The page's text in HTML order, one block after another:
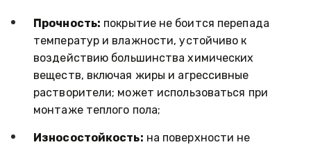
Прочность: покрытие не боится перепада
температур и влажности, устойчиво к
воздействию большинства химических
веществ, включая жиры и агрессивные
растворители; может использоваться при
монтаже теплого пола;
Износостойкость: на поверхности не